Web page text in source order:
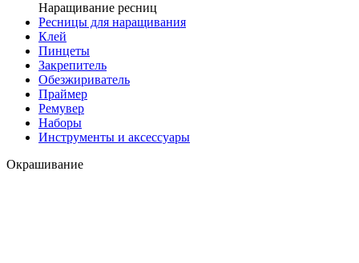
Наращивание ресниц
Ресницы для наращивания
Клей
Пинцеты
Закрепитель
Обезжириватель
Праймер
Ремувер
Наборы
Инструменты и аксессуары
Окрашивание